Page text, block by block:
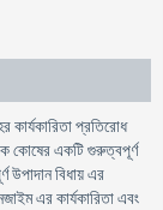
প্রতিরোধ
কোষের একটি গুরুত্বপূর্ণ
উপাদান বিধায় এর
এর কার্যকারিতা এবং